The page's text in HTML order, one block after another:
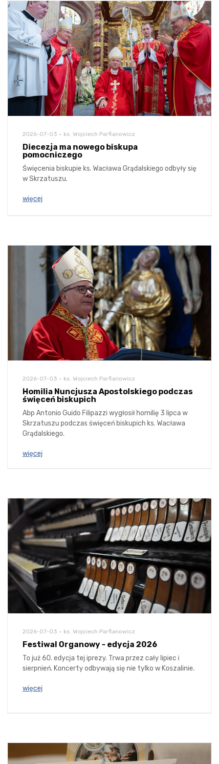
2026-07-03 ks. Wojciech Parfianowicz
Diecezja ma nowego biskupa
pomocniczego
Święcenia biskupie ks. Wacława Grądalskiego odbyły się
w Skrzatuszu.
więcej
2026-07-03 ks. Wojciech Parfianowicz
Homilia Nuncjusza Apostolskiego podczas
święceń biskupich
Abp Antonio Guido Filipazzi wygłosił homilię 3 lipca w
Skrzatuszu podczas święceń biskupich ks. Wacława
Grądalskiego.
więcej
2026-07-03 ks. Wojciech Parfianowicz
Festiwal Organowy - edycja 2026
To już 60. edycja tej iprezy. Trwa przez cały lipiec i
sierpnień. Koncerty odbywają się nie tylko w Koszalinie.
więcej